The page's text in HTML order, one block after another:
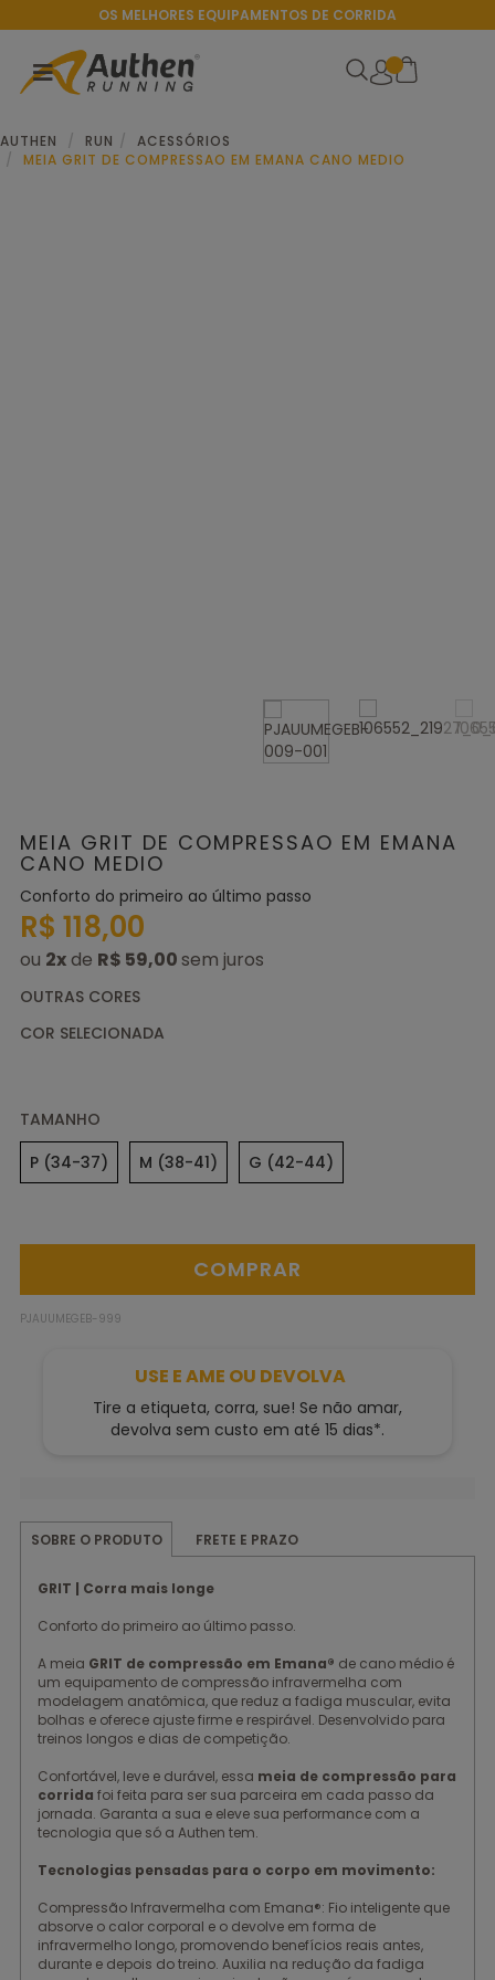
OS MELHORES EQUIPAMENTOS DE CORRIDA
AUTHEN RUN
ACESSÓRIOS
MEIA GRIT DE COMPRESSAO EM EMANA CANO MEDIO
MEIA GRIT DE COMPRESSAO EM EMANA
CANO MEDIO
Conforto do primeiro ao último passo
R$ 118,00
ou 2xde R$ 59,00
OUTRAS CORES
TAMANHO
P (34-37)
M (38-41) G (42-44)
PJAUUMEGEB-999
USE E AME OU DEVOLVA
Tire a etiqueta, corra, sue! Se não amar,
devolva sem custo em até 15 dias*.
SOBRE O PRODUTO FRETE E PRAZO
GRIT | Corra mais longe
Conforto do primeiro ao último passo.
A meia GRIT de compressão em Emana® de cano médio é
um equipamento de compressão infravermelha com
modelagem anatômica, que reduz a fadiga muscular, evita
bolhas e oferece ajuste firme e respirável. Desenvolvido para
treinos longos e dias de competição.
Confortável, leve e durável, essa meia de compressão para
corrida foi feita para ser sua parceira em cada passo da
jornada. Garanta a sua e eleve sua performance com a
tecnologia que só a Authen tem.
Tecnologias pensadas para o corpo em movimento:
Compressão Infravermelha com Emana®: Fio inteligente que
absorve o calor corporal e o devolve em forma de
infravermelho longo, promovendo benefícios reais antes,
durante e depois do treino. Auxilia na redução da fadiga